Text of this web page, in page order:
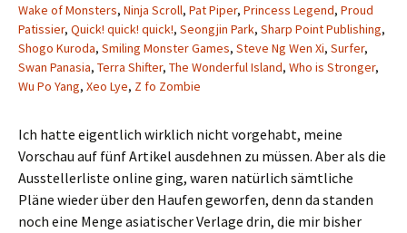
Wake of Monsters, Ninja Scroll, Pat Piper, Princess Legend, Proud
Patissier, Quick! quick! quick!, Seongjin Park, Sharp Point Publishing,
Shogo Kuroda, Smiling Monster Games, Steve Ng Wen Xi, Surfer,
Swan Panasia, Terra Shifter, The Wonderful Island, Who is Stronger,
Wu Po Yang, Xeo Lye, Z fo Zombie
Ich hatte eigentlich wirklich nicht vorgehabt, meine
Vorschau auf fünf Artikel ausdehnen zu müssen. Aber als die
Ausstellerliste online ging, waren natürlich sämtliche
Pläne wieder über den Haufen geworfen, denn da standen
noch eine Menge asiatischer Verlage drin, die mir bisher